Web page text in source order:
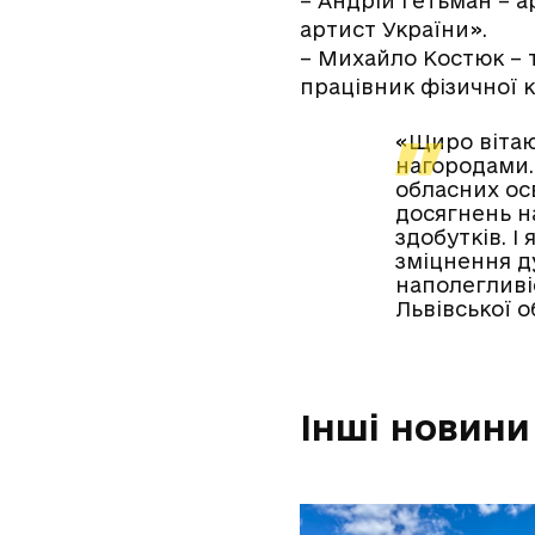
артист України».
– Михайло Костюк –
працівник фізичної
«Щиро
обласних
досягнень
здобутків.
зміцнення
Львівської
Інші новини